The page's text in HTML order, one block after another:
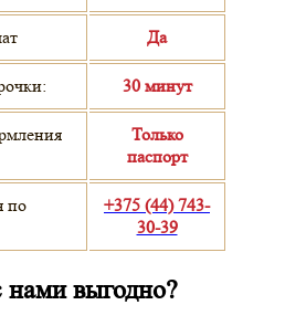
Да
30 минут
Только
паспорт
по
+375 (44) 743-
30-39
выгодно?